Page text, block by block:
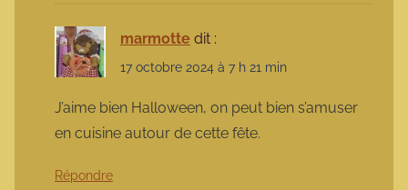
marmotte dit :
17 octobre 2024 à 7 h 21 min
J’aime bien Halloween, on peut bien s’amuser
en cuisine autour de cette fête.
Répondre